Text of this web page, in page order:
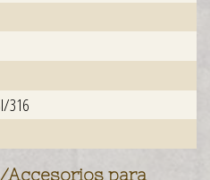
316
/Accesorios para